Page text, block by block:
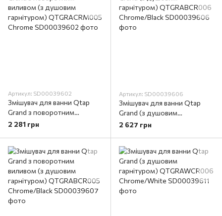
Артикул: SD00039602
Змішувач для ванни Qtap
Grand з поворотним
виливом (з душовим
2 281 грн
Артикул: SD00039606
Змішувач для ванни Qtap
Grand (з душовим
гарнітуром) QTGRABCR006
2 627 грн